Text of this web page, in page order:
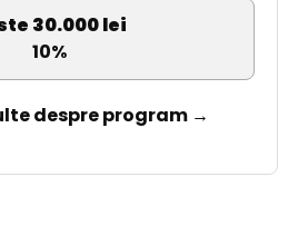
30.000 lei
10%
despre program →